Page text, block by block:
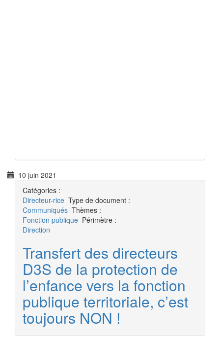
10 juin 2021
Catégories :
Directeur-rice Type de document :
Communiqués Thèmes :
Fonction publique Périmètre :
Direction
Transfert des directeurs
D3S de la protection de
l’enfance vers la fonction
publique territoriale, c’est
toujours NON !